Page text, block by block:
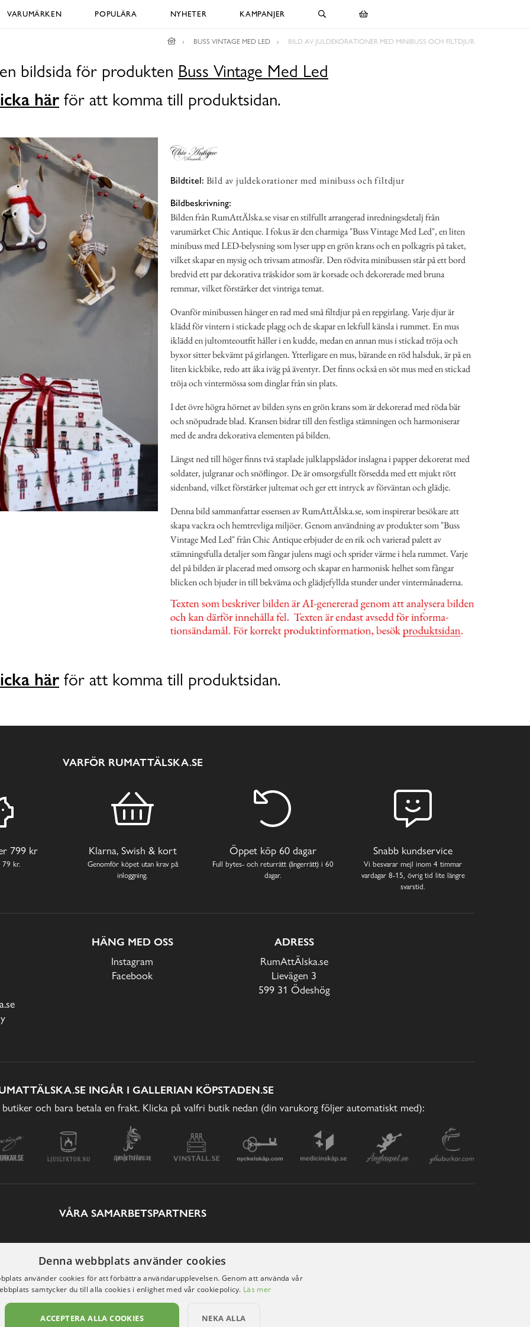
VARUMÄRKEN POPULÄRA NYHETER KAMPANJER
BUSS VINTAGE MED LED BILD AV JULDEKORATIONER MED MINIBUSS OCH FILTDJUR
bildsida för produkten Buss Vintage Med Led
här för att komma till produktsidan.
Bildtitel: Bild av juldekorationer med minibuss och filtdjur
Bildbeskrivning:
Bilden från RumAttÄlska.se visar en stilfullt arrangerad inredningsdetalj från
varumärket Chic Antique. I fokus är den charmiga "Buss Vintage Med Led", en liten
minibuss med LED-belysning som lyser upp en grön krans och en polkagris på taket,
vilket skapar en mysig och trivsam atmosfär. Den rödvita minibussen står på ett bord
bredvid ett par dekorativa träskidor som är korsade och dekorerade med bruna
remmar, vilket förstärker det vintriga temat.
Ovanför minibussen hänger en rad med små filtdjur på en repgirlang. Varje djur är
klädd för vintern i stickade plagg och de skapar en lekfull känsla i rummet. En mus
iklädd en jultomteoutfit håller i en kudde, medan en annan mus i stickad tröja och
byxor sitter bekvämt på girlangen. Ytterligare en mus, bärande en röd halsduk, är på en
liten kickbike, redo att åka iväg på äventyr. Det finns också en söt mus med en stickad
tröja och vintermössa som dinglar från sin plats.
I det övre högra hörnet av bilden syns en grön krans som är dekorerad med röda bär
och snöpudrade blad. Kransen bidrar till den festliga stämningen och harmoniserar
med de andra dekorativa elementen på bilden.
Längst ned till höger finns två staplade julklappslådor inslagna i papper dekorerat med
soldater, julgranar och snöflingor. De är omsorgsfullt försedda med ett mjukt rött
sidenband, vilket förstärker jultemat och ger ett intryck av förväntan och glädje.
Denna bild sammanfattar essensen av RumAttÄlska.se, som inspirerar besökare att
skapa vackra och hemtrevliga miljöer. Genom användning av produkter som "Buss
Vintage Med Led" från Chic Antique erbjuder de en rik och varierad palett av
stämningsfulla detaljer som fångar julens magi och sprider värme i hela rummet. Varje
del på bilden är placerad med omsorg och skapar en harmonisk helhet som fångar
blicken och bjuder in till bekväma och glädjefyllda stunder under vintermånaderna.
här för att komma till produktsidan.
VARFÖR RUMATTÄLSKA.SE
799 kr
79 kr.
Klarna, Swish & kort
Genomför köpet utan krav på
inloggning.
Öppet köp 60 dagar
Full bytes- och returrätt (ångerrätt) i 60
dagar.
Snabb kundservice
Vi besvarar mejl inom 4 timmar
vardagar 8-15, övrig tid lite längre
svarstid.
HÄNG MED OSS
Instagram
Facebook
ADRESS
RumAttÄlska.se
Lievägen 3
599 31 Ödeshög
INGÅR I GALLERIAN KÖPSTADEN.SE
och bara betala en frakt. Klicka på valfri butik nedan (din varukorg följer automatiskt med):
VÅRA SAMARBETSPARTNERS
Denna webbplats använder cookies
använder cookies för att förbättra användarupplevelsen. Genom att använda vår
samtycker du till alla cookies i enlighet med vår cookiepolicy. Läs mer
ACCEPTERA ALLA COOKIES NEKA ALLA